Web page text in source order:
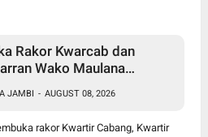
Rakor Kwarcab dan
Wako Maulana
Faried Targetkan 1.000
Garuda
JAMBI - AUGUST 08, 2026
rakor Kwartir Cabang, Kwartir